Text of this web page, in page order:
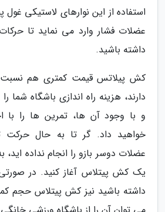
استفاده از این نوارهای لاستیکی غول
عضلات فشار وارد می نماید تا
داشته باشید.
کش پیلاتس قیمت کمتری هم نسبت
دارند، هزینه راه اندازی باشگاه شما
و با وجود آن ها، تمرین ها را با
خواهید داد. گر تا به حال حرکت
عضلات دوسر بازو را انجام نداده
یک کش پیتلاس آغاز کنید. در
داشته باشید نیز کش پیتلاس حجم